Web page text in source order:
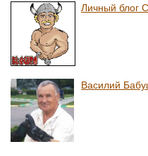
Личный блог
Василий